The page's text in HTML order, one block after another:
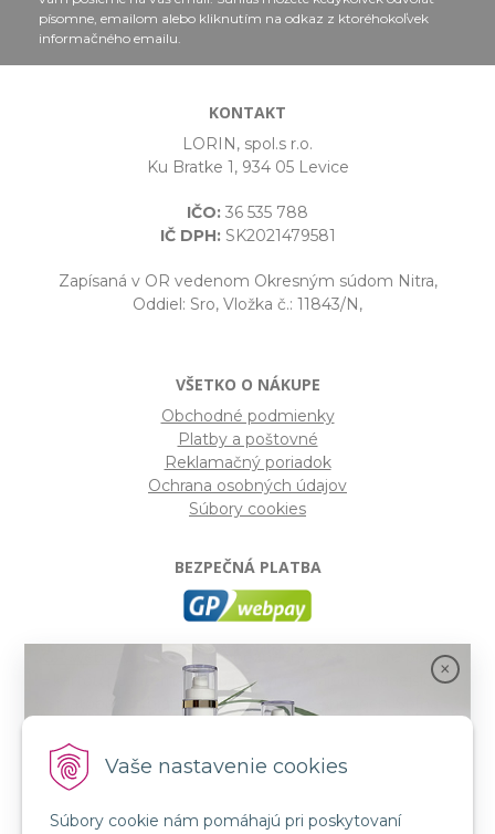
Vaše nastavenie cookies
Súbory cookie nám pomáhajú pri poskytovaní
písomne, emailom alebo kliknutím na odkaz z ktoréhokoľvek
informačného emailu.
KONTAKT
LORIN, spol.s r.o.
Ku Bratke 1, 934 05 Levice
IČO: 36 535 788
IČ DPH:SK2021479581
Zapísaná v OR vedenom Okresným súdom Nitra,
Oddiel: Sro, Vložka č.: 11843/N,
VŠETKO O NÁKUPE
Obchodné podmienky
Platby a poštovné
Reklamačný poriadok
Ochrana osobných údajov
Súbory cookies
BEZPEČNÁ PLATBA
- Moderný a bezpečný systém pre platby
kartou na internete. Je jedným z najpoužívanejších
platobných brán na slovenských e-shopoch. Spĺňa
SLEDUJTE NÁS